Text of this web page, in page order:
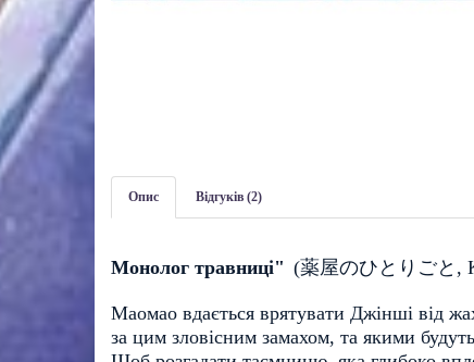
Опис Відгуків (2)
Монолог травниці" (薬屋のひとりごと ,
Маомао вдається врятувати Джінші від
за цим зловісним замахом, та якими